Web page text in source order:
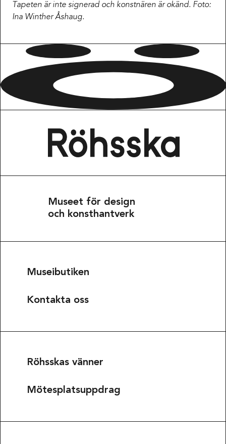
Tapeten är inte signerad och konstnären är okänd. Foto:
Ina Winther Åshaug.
Museet för design
och konsthantverk
Museibutiken
Kontakta oss
Röhsskas vänner
Mötesplatsuppdrag